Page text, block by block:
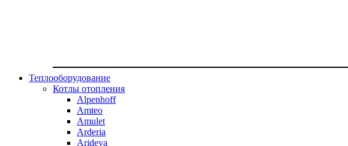
Теплооборудование
Котлы отопления
Alpenhoff
Amteo
Amulet
Arderia
Arideya